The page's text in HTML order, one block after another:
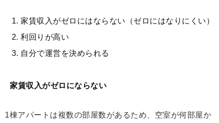
家賃収入がゼロにはならない（ゼロにはなりにくい）
利回りが高い
自分で運営を決められる
家賃収入がゼロにならない
1棟アパートは複数の部屋数があるため、空室が何部屋か